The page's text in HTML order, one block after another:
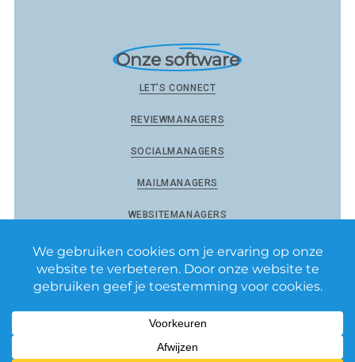
Onze software
LET’S CONNECT
REVIEWMANAGERS
SOCIALMANAGERS
MAILMANAGERS
WEBSITEMANAGERS
Reviewmanagers by Matixs.com BV